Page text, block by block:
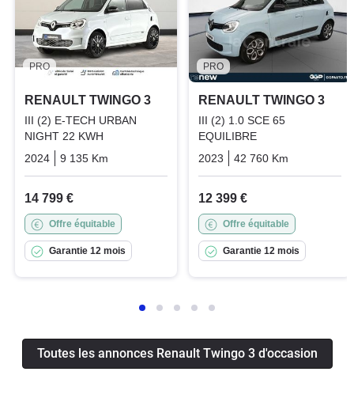
PRO
RENAULT TWINGO 3
III (2) E-TECH URBAN
NIGHT 22 KWH
2024
9 135 Km Electric
14 799 €
Offre équitable
Garantie 12 mois
PRO
RENAULT TWINGO 3
III (2) 1.0 SCE 65
EQUILIBRE
2023
42 760 Km
12 399 €
Offre équitable
Garantie 12 mois
Toutes les annonces Renault Twingo 3 d'occasion